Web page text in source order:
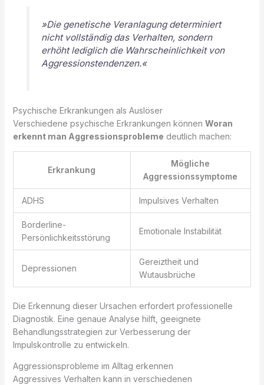
»Die genetische Veranlagung determiniert
nicht vollständig das Verhalten, sondern
erhöht lediglich die Wahrscheinlichkeit von
Aggressionstendenzen.«
Psychische Erkrankungen als Auslöser
Verschiedene psychische Erkrankungen können Woran
erkennt man Aggressionsprobleme deutlich machen:
Erkrankung
Mögliche
Aggressionssymptome
ADHS Impulsives Verhalten
Borderline-
Persönlichkeitsstörung
Emotionale Instabilität
Depressionen
Gereiztheit und
Wutausbrüche
Die Erkennung dieser Ursachen erfordert professionelle
Diagnostik. Eine genaue Analyse hilft, geeignete
Behandlungsstrategien zur Verbesserung der
Impulskontrolle zu entwickeln.
Aggressionsprobleme im Alltag erkennen
Aggressives Verhalten kann in verschiedenen